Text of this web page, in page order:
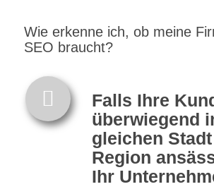
Wie erkenne ich, ob meine
SEO braucht?
Falls Ihre
überwiegend
gleichen
Region
Ihr